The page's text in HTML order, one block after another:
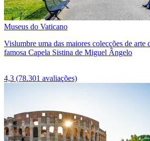
Museus do Vaticano
Vislumbre uma das maiores colecções de
famosa Capela Sistina de Miguel Ângelo
4,3 (78.301 avaliações)